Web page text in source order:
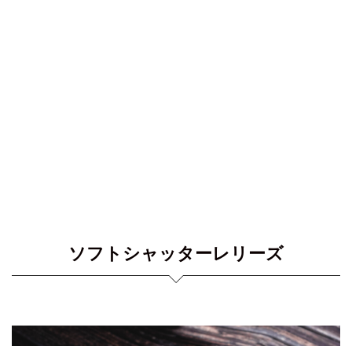
ソフトシャッターレリーズ